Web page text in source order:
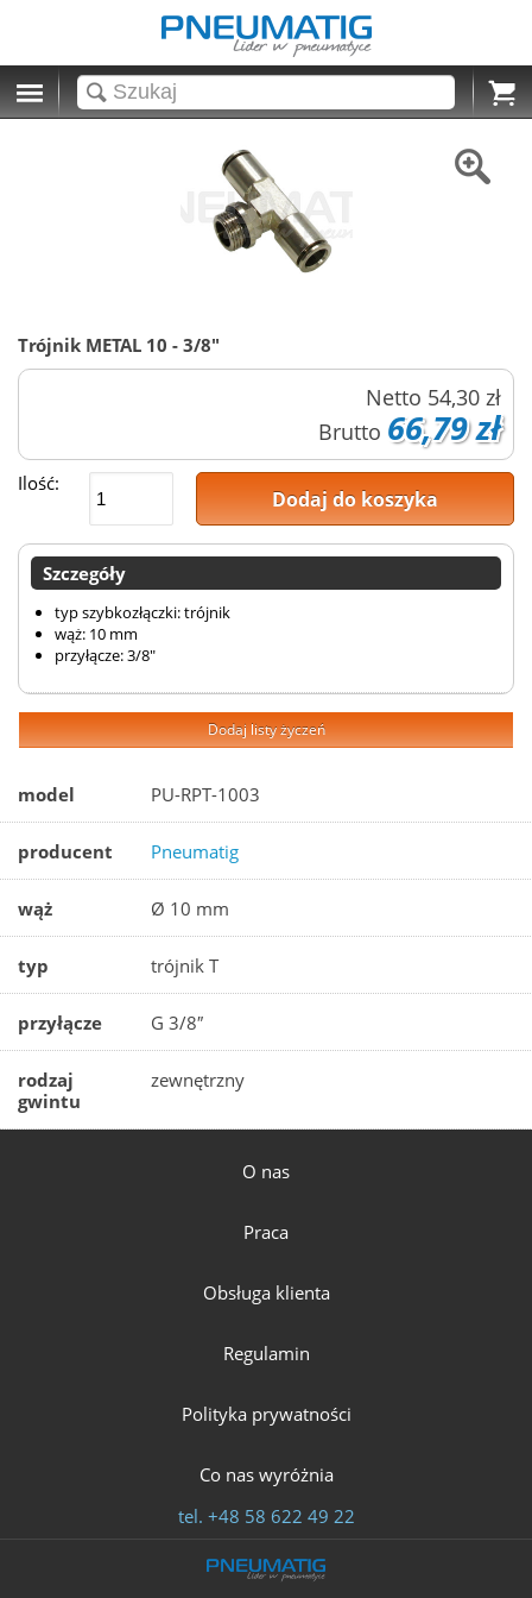
Cart
Trójnik METAL 10 - 3/8"
Netto 54,30 zł
Brutto 66,79 zł
Ilość:
Dodaj do koszyka
Szczegóły
typ szybkozłączki: trójnik
wąż: 10 mm
przyłącze: 3/8"
Dodaj listy życzeń
model PU-RPT-1003
producent Pneumatig
wąż Ø 10 mm
typ trójnik T
przyłącze G 3/8″
rodzaj
gwintu
zewnętrzny
O nas
Praca
Obsługa klienta
Regulamin
Polityka prywatności
Co nas wyróżnia
tel. +48 58 622 49 22